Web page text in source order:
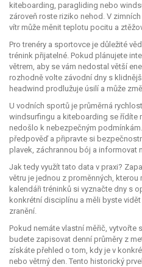
kiteboarding, paragliding nebo
zároveň roste riziko nehod. V
vítr může měnit teplotu pocitu a
Pro trenéry a sportovce je důležité
trénink přijatelné. Pokud plánujete
větrem, aby se vám nedostal větší
rozhodně volte závodní dny s
headwind prodlužuje úsilí a může
U vodních sportů je průměrná
windsurfingu a kiteboarding se řídíte
nedošlo k nebezpečným
předpověď a připravte si
plavek, záchrannou bój a informovat
Jak tedy využít tato data v praxi?
větru je jednou z proměnných, kterou
kalendáři tréninků si vyznačte dny s
konkrétní disciplínu a měli byste
zranění.
Pokud nemáte vlastní měřič, vytvořte
budete zapisovat denní průměry z
získáte přehled o tom, kdy je v
nebo větrný den. Tento historický